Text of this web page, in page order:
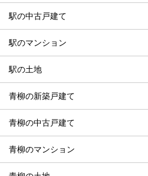
駅の中古戸建て
駅のマンション
駅の土地
青柳の新築戸建て
青柳の中古戸建て
青柳のマンション